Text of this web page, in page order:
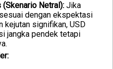
Netral): Jika
dengan ekspektasi
kejutan signifikan, USD
jangka pendek tetapi